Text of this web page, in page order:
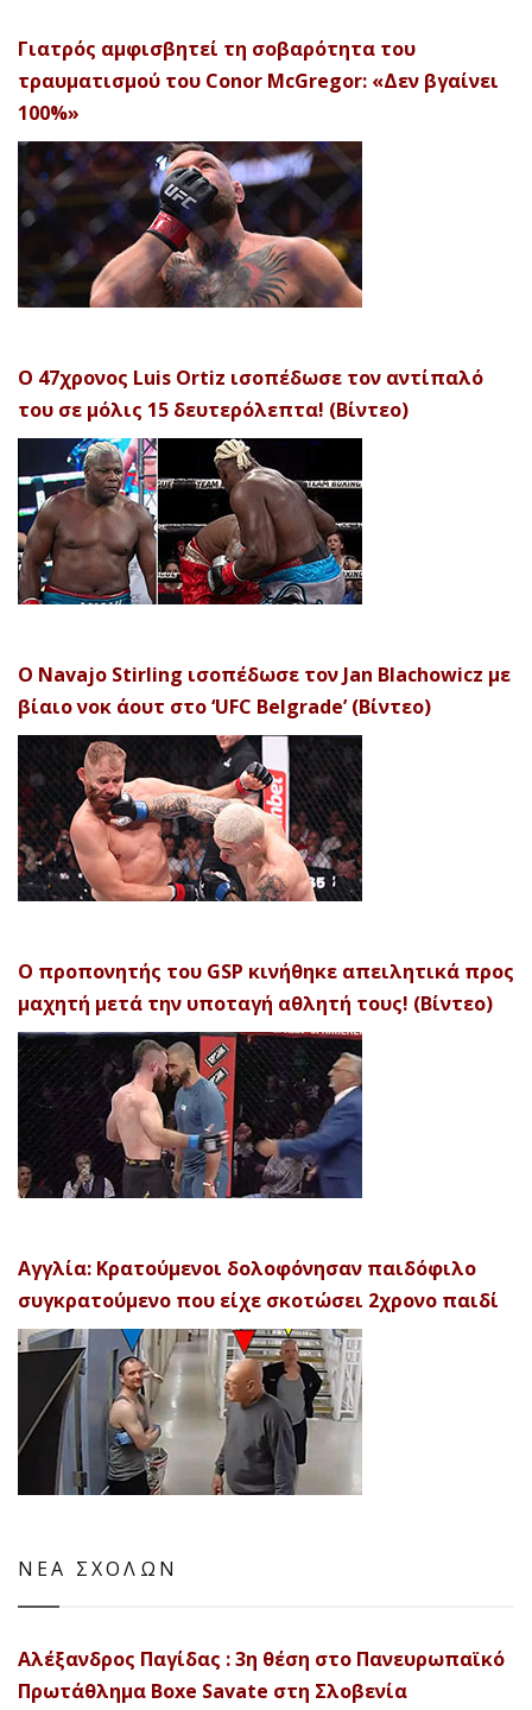
Γιατρός αμφισβητεί τη σοβαρότητα του
τραυματισμού του Conor McGregor: «Δεν βγαίνει
100%»
Ο 47χρονος Luis Ortiz ισοπέδωσε τον αντίπαλό
του σε μόλις 15 δευτερόλεπτα! (Βίντεο)
Ο Navajo Stirling ισοπέδωσε τον Jan Blachowicz με
βίαιο νοκ άουτ στο ‘UFC Belgrade’ (Βίντεο)
Ο προπονητής του GSP κινήθηκε απειλητικά προς
μαχητή μετά την υποταγή αθλητή τους! (Βίντεο)
Αγγλία: Κρατούμενοι δολοφόνησαν παιδόφιλο
συγκρατούμενο που είχε σκοτώσει 2χρονο παιδί
ΝΕΑ ΣΧΟΛΩΝ
Αλέξανδρος Παγίδας : 3η θέση στο Πανευρωπαϊκό
Πρωτάθλημα Boxe Savate στη Σλοβενία